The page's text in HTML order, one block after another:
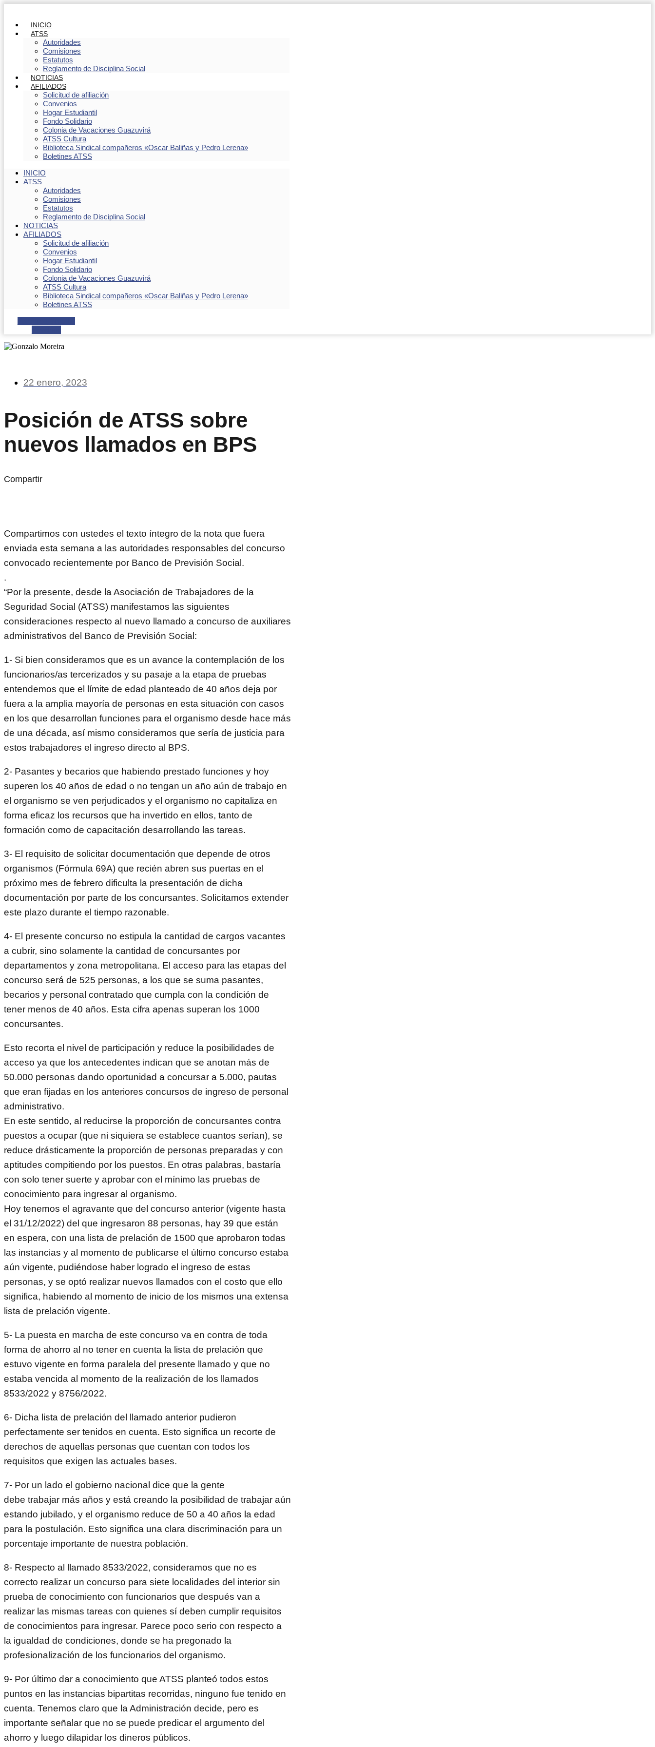
INICIO
ATSS
Autoridades
Comisiones
Estatutos
Reglamento de Disciplina Social
NOTICIAS
AFILIADOS
Solicitud de afiliación
Convenios
Hogar Estudiantil
Fondo Solidario
Colonia de Vacaciones Guazuvirá
ATSS Cultura
Biblioteca Sindical compañeros «Oscar Baliñas y Pedro Lerena»
Boletines ATSS
INICIO
ATSS
Autoridades
Comisiones
Estatutos
Reglamento de Disciplina Social
NOTICIAS
AFILIADOS
Solicitud de afiliación
Convenios
Hogar Estudiantil
Fondo Solidario
Colonia de Vacaciones Guazuvirá
ATSS Cultura
Biblioteca Sindical compañeros «Oscar Baliñas y Pedro Lerena»
Boletines ATSS
22 enero, 2023
Posición de ATSS sobre
nuevos llamados en BPS
Compartir
Compartimos con ustedes el texto íntegro de la nota que fuera
enviada esta semana a las autoridades responsables del concurso
convocado recientemente por Banco de Previsión Social.
.
“Por la presente, desde la Asociación de Trabajadores de la
Seguridad Social (ATSS) manifestamos las siguientes
consideraciones respecto al nuevo llamado a concurso de auxiliares
administrativos del Banco de Previsión Social:
1- Si bien consideramos que es un avance la contemplación de los
funcionarios/as tercerizados y su pasaje a la etapa de pruebas
entendemos que el límite de edad planteado de 40 años deja por
fuera a la amplia mayoría de personas en esta situación con casos
en los que desarrollan funciones para el organismo desde hace más
de una década, así mismo consideramos que sería de justicia para
estos trabajadores el ingreso directo al BPS.
2- Pasantes y becarios que habiendo prestado funciones y hoy
superen los 40 años de edad o no tengan un año aún de trabajo en
el organismo se ven perjudicados y el organismo no capitaliza en
forma eficaz los recursos que ha invertido en ellos, tanto de
formación como de capacitación desarrollando las tareas.
3- El requisito de solicitar documentación que depende de otros
organismos (Fórmula 69A) que recién abren sus puertas en el
próximo mes de febrero dificulta la presentación de dicha
documentación por parte de los concursantes. Solicitamos extender
este plazo durante el tiempo razonable.
4- El presente concurso no estipula la cantidad de cargos vacantes
a cubrir, sino solamente la cantidad de concursantes por
departamentos y zona metropolitana. El acceso para las etapas del
concurso será de 525 personas, a los que se suma pasantes,
becarios y personal contratado que cumpla con la condición de
tener menos de 40 años. Esta cifra apenas superan los 1000
concursantes.
Esto recorta el nivel de participación y reduce la posibilidades de
acceso ya que los antecedentes indican que se anotan más de
50.000 personas dando oportunidad a concursar a 5.000, pautas
que eran fijadas en los anteriores concursos de ingreso de personal
administrativo.
En este sentido, al reducirse la proporción de concursantes contra
puestos a ocupar (que ni siquiera se establece cuantos serían), se
reduce drásticamente la proporción de personas preparadas y con
aptitudes compitiendo por los puestos. En otras palabras, bastaría
con solo tener suerte y aprobar con el mínimo las pruebas de
conocimiento para ingresar al organismo.
Hoy tenemos el agravante que del concurso anterior (vigente hasta
el 31/12/2022) del que ingresaron 88 personas, hay 39 que están
en espera, con una lista de prelación de 1500 que aprobaron todas
las instancias y al momento de publicarse el último concurso estaba
aún vigente, pudiéndose haber logrado el ingreso de estas
personas, y se optó realizar nuevos llamados con el costo que ello
significa, habiendo al momento de inicio de los mismos una extensa
lista de prelación vigente.
5- La puesta en marcha de este concurso va en contra de toda
forma de ahorro al no tener en cuenta la lista de prelación que
estuvo vigente en forma paralela del presente llamado y que no
estaba vencida al momento de la realización de los llamados
8533/2022 y 8756/2022.
6- Dicha lista de prelación del llamado anterior pudieron
perfectamente ser tenidos en cuenta. Esto significa un recorte de
derechos de aquellas personas que cuentan con todos los
requisitos que exigen las actuales bases.
7- Por un lado el gobierno nacional dice que la gente
debe trabajar más años y está creando la posibilidad de trabajar aún
estando jubilado, y el organismo reduce de 50 a 40 años la edad
para la postulación. Esto significa una clara discriminación para un
porcentaje importante de nuestra población.
8- Respecto al llamado 8533/2022, consideramos que no es
correcto realizar un concurso para siete localidades del interior sin
prueba de conocimiento con funcionarios que después van a
realizar las mismas tareas con quienes sí deben cumplir requisitos
de conocimientos para ingresar. Parece poco serio con respecto a
la igualdad de condiciones, donde se ha pregonado la
profesionalización de los funcionarios del organismo.
9- Por último dar a conocimiento que ATSS planteó todos estos
puntos en las instancias bipartitas recorridas, ninguno fue tenido en
cuenta. Tenemos claro que la Administración decide, pero es
importante señalar que no se puede predicar el argumento del
ahorro y luego dilapidar los dineros públicos.